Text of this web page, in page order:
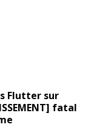
Flutter sur
fatal